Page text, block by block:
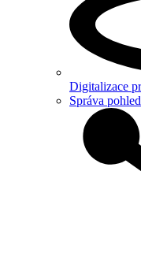
Digitalizace
Správa